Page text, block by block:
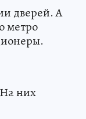
дверей. А
метро
На них